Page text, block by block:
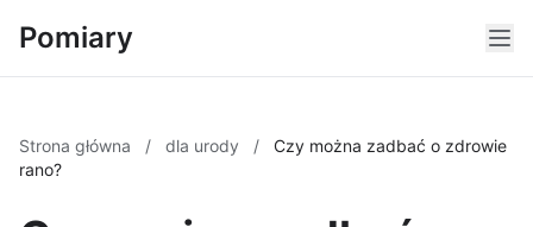
Pomiary
Strona główna / dla urody /
Czy można zadbać o zdrowie
rano?